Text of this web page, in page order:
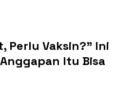
Perlu Vaksin?" Ini
Itu Bisa